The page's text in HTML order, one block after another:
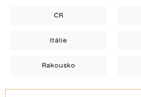
ČR
Itálie
Rakousko